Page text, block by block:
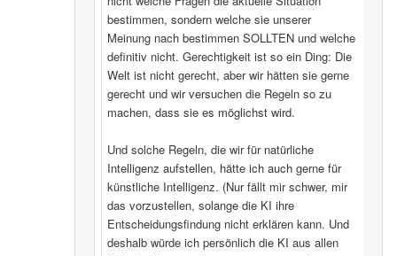
bestimmen, sondern welche sie unserer
Meinung nach bestimmen SOLLTEN und welche
definitiv nicht. Gerechtigkeit ist so ein Ding: Die
Welt ist nicht gerecht, aber wir hätten sie gerne
gerecht und wir versuchen die Regeln so zu
machen, dass sie es möglichst wird.
Und solche Regeln, die wir für natürliche
Intelligenz aufstellen, hätte ich auch gerne für
künstliche Intelligenz. (Nur fällt mir schwer, mir
das vorzustellen, solange die KI ihre
Entscheidungsfindung nicht erklären kann. Und
deshalb würde ich persönlich die KI aus allen